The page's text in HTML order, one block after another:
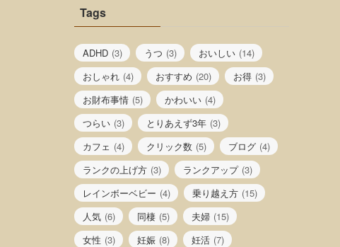
Tags
ADHD (3) うつ (3) おいしい (14)
おしゃれ (4) おすすめ (20) お得 (3)
お財布事情 (5) かわいい (4)
つらい (3) とりあえず3年 (3)
カフェ (4) クリック数 (5) ブログ (4)
ランクの上げ方 (3) ランクアップ (3)
レインボーベビー (4) 乗り越え方 (15)
人気 (6) 同棲 (5) 夫婦 (15)
女性 (3) 妊娠 (8) 妊活 (7)